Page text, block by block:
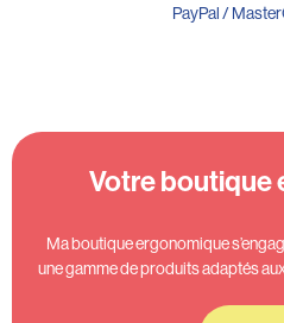
PayPal /
Votre boutique
Ma boutique ergonomique
une gamme de produits adaptés